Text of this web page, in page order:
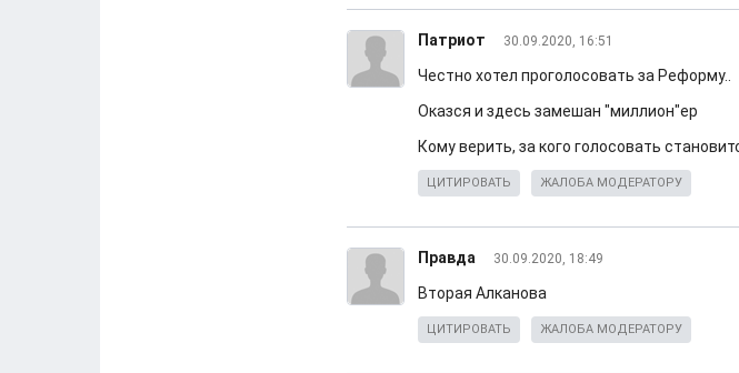
Патриот 30.09.2020, 16:51
Честно хотел проголосовать за Реформу..
Оказся и здесь замешан "миллион"ер
Кому верить, за кого голосовать
ЦИТИРОВАТЬ ЖАЛОБА МОДЕРАТОРУ
Правда 30.09.2020, 18:49
Вторая Алканова
ЦИТИРОВАТЬ ЖАЛОБА МОДЕРАТОРУ